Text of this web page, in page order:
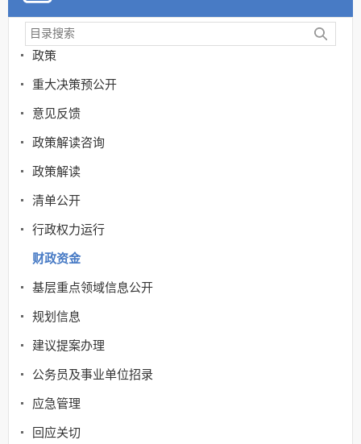
机关简介
政策
重大决策预公开
意见反馈
政策解读咨询
政策解读
清单公开
行政权力运行
财政资金
基层重点领域信息公开
规划信息
建议提案办理
公务员及事业单位招录
应急管理
回应关切